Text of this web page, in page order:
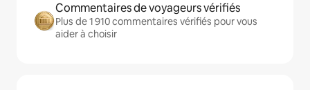
Commentaires de voyageurs vérifiés
Plus de 1 910 commentaires vérifiés pour vous
aider à choisir